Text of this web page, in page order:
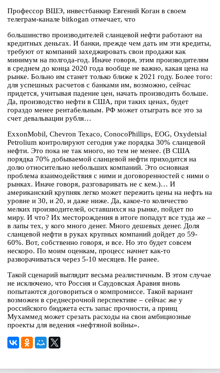
Профессор ВШЭ, инвестбанкир Евгений Коган в своем
телеграм-канале bitkogan отмечает, что
большинство производителей сланцевой нефти работают на
кредитных деньгах. И банки, прежде чем дать им эти кредиты,
требуют от компаний захеджировать свои продажи как
минимум на полгода-год. Иначе говоря, этим производителям
в среднем до конца 2020 года вообще не важно, какая цена на
рынке. Больно им станет только ближе к 2021 году. Более того:
для успешных расчетов с банками им, возможно, сейчас
придется, учитывая падение цен, начать производить больше.
Да, производство нефти в США, при таких ценах, будет
гораздо менее рентабельным. РФ может отыграть все это за
счет девальвации рубля…
ExxonMobil, Chevron Texaco, ConocoPhillips, EOG, Oxydetsial
Petrolium контролируют сегодня уже порядка 30% сланцевой
нефти. Это пока не так много, но тем не менее. (В США
порядка 70% добываемой сланцевой нефти приходится на
долю относительно небольших компаний. Это основная
проблема взаимодействия с ними и договоренностей с ними о
рынках. Иначе говоря, разговаривать не с кем.)… И
американский крупняк легко может пережить цены на нефть на
уровне и 30, и 20, и даже ниже. Да, какое-то количество
мелких производителей, оставшихся на рынке, пойдет по
миру. И что? Их месторождения в итоге попадут все туда же –
в лапы тех, у кого много денег. Много дешевых денег. Доля
сланцевой нефти в руках крупных компаний дойдет до 59-
60%. Вот, собственно говоря, и все. Но это будет совсем
нескоро. По моим оценкам, процесс начнет как-то
разворачиваться через 5-10 месяцев. Не ранее.
Такой сценарий выглядит весьма реалистичным. В этом случае
не исключено, что Россия и Саудовская Аравия вновь
попытаются договориться о компромиссе. Такой вариант
возможен в среднесрочной перспективе – сейчас же у
российского бюджета есть запас прочности, а принц
Мухаммед может срезать расходы на свои амбициозные
проекты для ведения «нефтяной войны».